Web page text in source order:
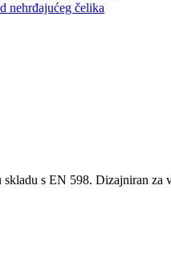
nehrđajućeg čelika
s EN 598. Dizajniran za